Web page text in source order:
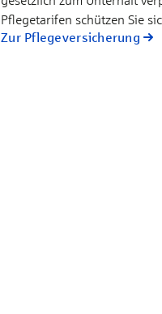
Pflegetarifen schützen Sie
Zur Pflegeversicherung